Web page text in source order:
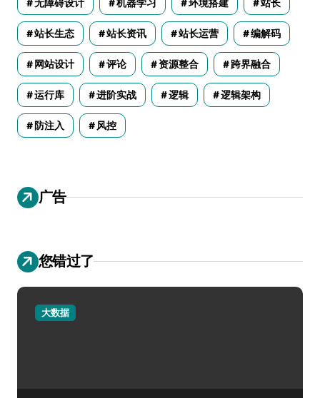
无障碍设计 机器学习 环境搭建 站长
站长生态 站长资讯 站长运营 编解码
网站设计 评论 资源整合 跨界融合
运行库 进阶实战 逻辑 逻辑架构
防注入 风控
广告
您错过了
大数据